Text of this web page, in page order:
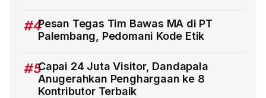
#4Pesan Tegas Tim Bawas MA di PT
Palembang, Pedomani Kode Etik
#5Capai 24 Juta Visitor, Dandapala
Anugerahkan Penghargaan ke 8
Kontributor Terbaik